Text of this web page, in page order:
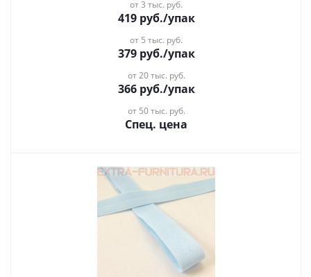
от 3 тыс. руб.
419руб./упак
от 5 тыс. руб.
379руб./упак
от 20 тыс. руб.
366руб./упак
от 50 тыс. руб.
Спец. цена